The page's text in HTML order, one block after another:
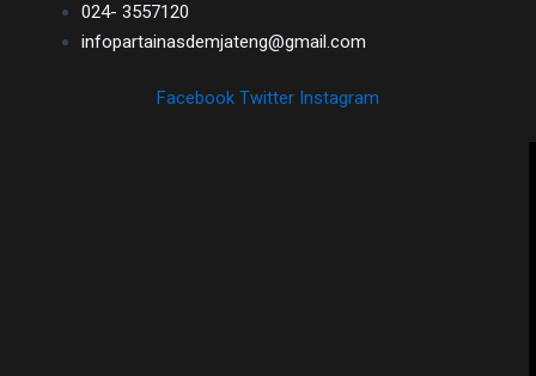
024- 3557120
infopartainasdemjateng@gmail.com
Facebook Twitter Instagram